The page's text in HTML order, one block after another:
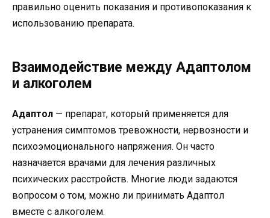
правильно оценить показания и противопоказания к
использованию препарата.
Взаимодействие между Адаптолом
и алкоголем
Адаптол — препарат, который применяется для
устранения симптомов тревожности, нервозности и
психоэмоционального напряжения. Он часто
назначается врачами для лечения различных
психических расстройств. Многие люди задаются
вопросом о том, можно ли принимать Адаптол
вместе с алкоголем.